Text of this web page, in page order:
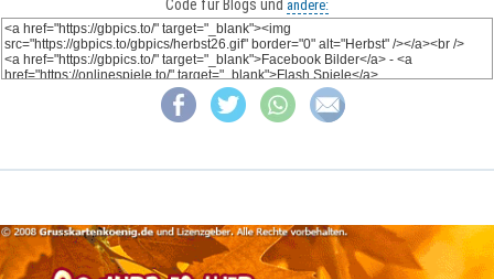
Code für Blogs und andere: